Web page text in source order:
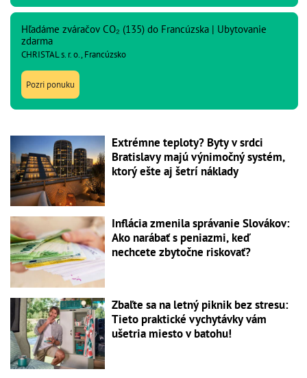
Hľadáme zváračov CO₂ (135) do Francúzska | Ubytovanie
zdarma
CHRISTAL s. r. o., Francúzsko
Pozri ponuku
Extrémne teploty? Byty v srdci
Bratislavy majú výnimočný systém,
ktorý ešte aj šetrí náklady
Inflácia zmenila správanie Slovákov:
Ako narábať s peniazmi, keď
nechcete zbytočne riskovať?
Zbaľte sa na letný piknik bez stresu:
Tieto praktické vychytávky vám
ušetria miesto v batohu!